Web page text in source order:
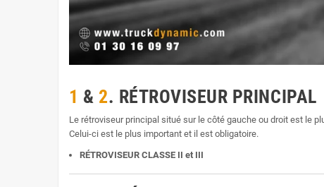
1 & 2. RÉTROVISEUR PRINCIPAL
Le rétroviseur principal situé sur le côté gauche ou droit est le
Celui-ci est le plus important et il est obligatoire.
RÉTROVISEUR CLASSE II et III